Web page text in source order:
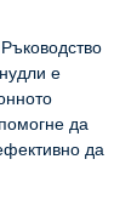
е
да
да